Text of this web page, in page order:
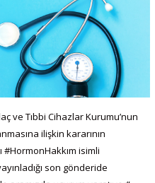
ve Tıbbi Cihazlar Kurumu’nun
ilişkin kararının
#HormonHakkım isimli
son gönderide